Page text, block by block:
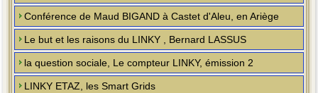
Conférence de Maud BIGAND à Castet d'Aleu, en Ariège
Le but et les raisons du LINKY , Bernard LASSUS
la question sociale, Le compteur LINKY, émission 2
LINKY ETAZ, les Smart Grids